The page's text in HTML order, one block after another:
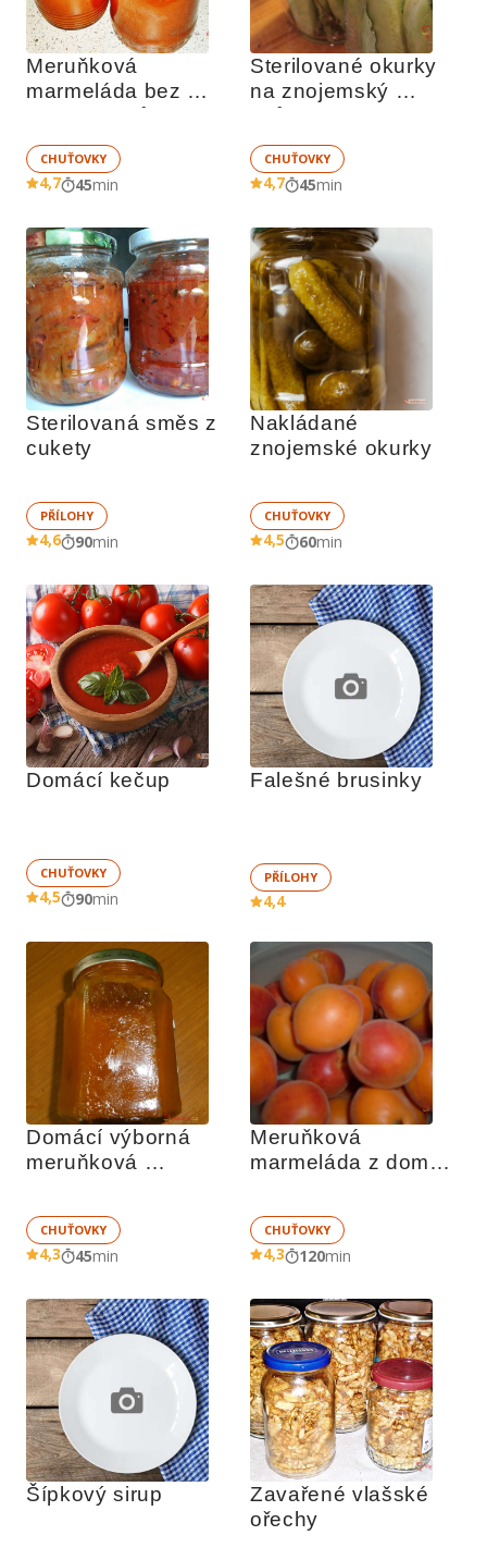
Meruňková
marmeláda bez
CHUŤOVKY
4,7 45min
Sterilované okurky
na znojemský
CHUŤOVKY
4,7 45min
Sterilovaná směs z
cukety
PŘÍLOHY
4,6 90min
Nakládané
znojemské okurky
CHUŤOVKY
4,5 60min
CHUŤOVKY
4,5 90min
Falešné brusinky
PŘÍLOHY
4,4
Domácí výborná
meruňková
CHUŤOVKY
4,3 45min
Meruňková
marmeláda z domácí
CHUŤOVKY
4,3 120min
Šípkový sirup
Zavařené vlašské
ořechy